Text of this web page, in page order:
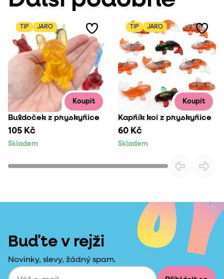
TIP JARO
Koupit
Buldoček z pryskyřice
105 Kč
Skladem
TIP JARO
Koupit
Kapřík koi z pryskyřice
60 Kč
Skladem
Buďte v rejži
Novinky, slevy, žádný spam.